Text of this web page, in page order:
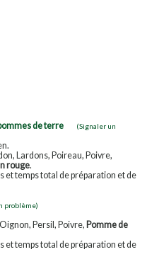
de terre
(Signaler un
Lardons, Poireau, Poivre,
rouge.
et temps total de préparation et de
problème)
Persil, Poivre, Pomme de
et temps total de préparation et de